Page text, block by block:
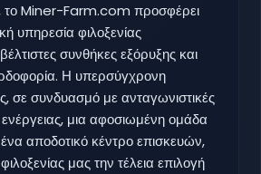
το Miner-Farm.com προσφέρει
υπηρεσία φιλοξενίας
συνθήκες εξόρυξης και
Η υπερσύγχρονη
σε συνδυασμό με ανταγωνιστικές
ενέργειας, μια αφοσιωμένη ομάδα
αποδοτικό κέντρο επισκευών,
μας την τέλεια επιλογή